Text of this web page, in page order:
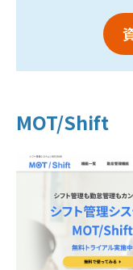
MOT/Shift